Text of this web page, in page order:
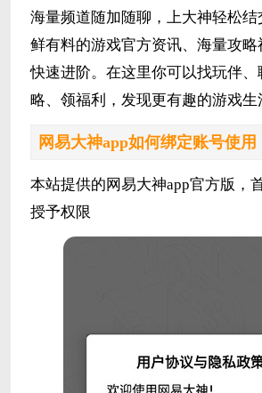
海量频道随加随聊，上大神轻松
鲜有料的游戏官方资讯、海量攻
快速进阶。在这里你可以找玩伴
略、领福利，发现更有趣的游戏生
网易大神app如何绑定账号使用
本站提供的网易大神app官方版，
授予权限